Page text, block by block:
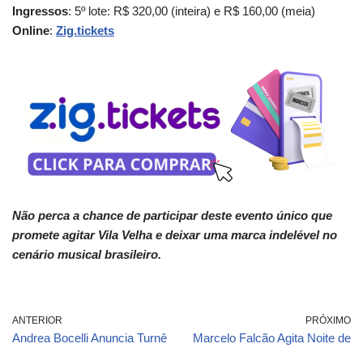
Ingressos: 5º lote: R$ 320,00 (inteira) e R$ 160,00 (meia)
Online: Zig.tickets
Não perca a chance de participar deste evento único que
promete agitar Vila Velha e deixar uma marca indelével no
cenário musical brasileiro.
ANTERIOR
Andrea Bocelli Anuncia Turnê
PRÓXIMO
Marcelo Falcão Agita Noite de